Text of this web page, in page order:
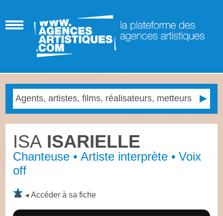
ISA ISARIELLE
Chanteuse • Artiste interprète • Voix
off
Accéder à sa fiche